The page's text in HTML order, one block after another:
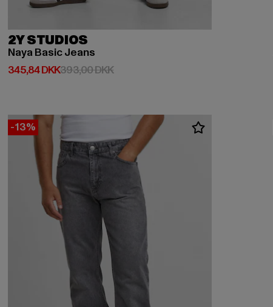
2Y STUDIOS
Naya Basic Jeans
345,84 DKK
Nuværende pris: 345,84 DKK
393,00 DKKKampagnepris: 393,00 DKK
-13%